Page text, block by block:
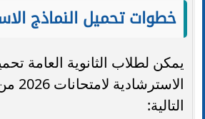
خطوات تحميل النماذج
يمكن لطلاب الثانوية العامة
التالية: